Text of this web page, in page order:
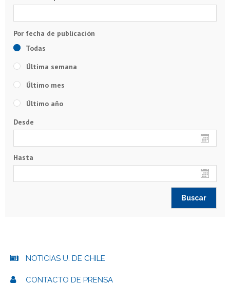
Todas
Última semana
Último mes
Último año
Desde
Hasta
NOTICIAS U. DE CHILE
CONTACTO DE PRENSA